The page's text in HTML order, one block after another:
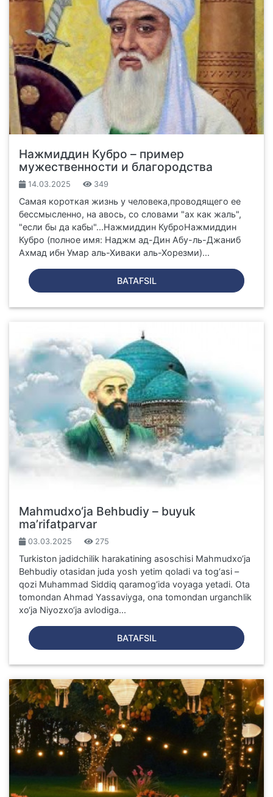
Нажмиддин Кубро – пример
мужественности и благородства
14.03.2025 349
Самая короткая жизнь у человека,проводящего ее
бессмысленно, на авось, со словами "ах как жаль",
"если бы да кабы"...Нажмиддин КуброНажмиддин
Кубро (полное имя: Наджм ад-Дин Абу-ль-Джаниб
Ахмад ибн Умар аль-Хиваки аль-Хорезми)...
BATAFSIL
Mahmudxo‘ja Behbudiy – buyuk
ma’rifatparvar
03.03.2025 275
Turkiston jadidchilik harakatining asoschisi Mahmudxo‘ja
Behbudiy otasidan juda yosh yetim qoladi va tog‘asi –
qozi Muhammad Siddiq qaramog‘ida voyaga yetadi. Ota
tomondan Ahmad Yassaviyga, ona tomondan urganchlik
xo‘ja Niyozxo‘ja avlodiga...
BATAFSIL